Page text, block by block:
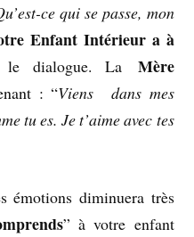
ce qui se passe, mon
Enfant Intérieur a à
le dialogue. La Mère
: “Viens dans mes
tu es. Je t’aime avec tes
émotions diminuera très
” à votre enfant